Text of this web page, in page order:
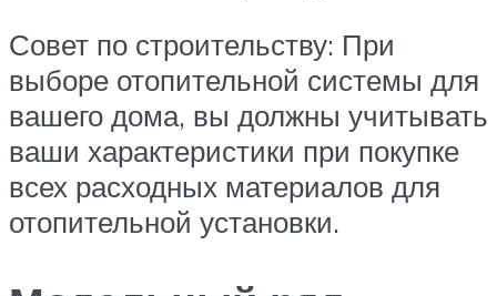
Совет по строительству: При
выборе отопительной системы для
вашего дома, вы должны учитывать
ваши характеристики при покупке
всех расходных материалов для
отопительной установки.